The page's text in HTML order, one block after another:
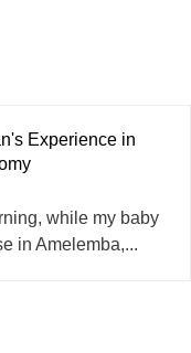
Experience in
while my baby
in Amelemba,...